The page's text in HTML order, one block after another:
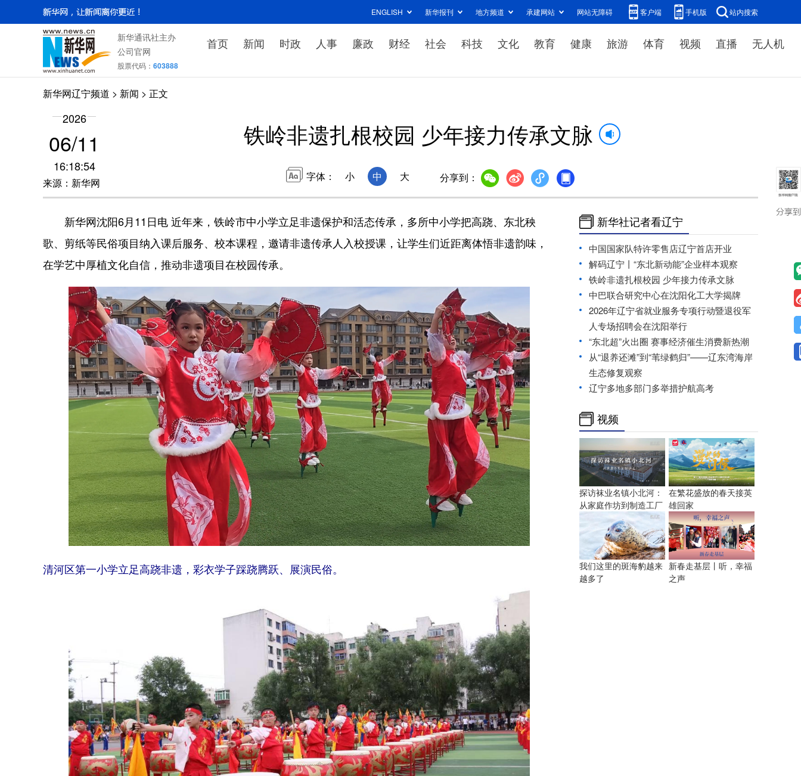
ENGLISH 新华报刊 地方频道 承建网站 网站无障碍 客户端 手机版 站内搜索
新华通讯社主办
公司官网
股票代码： 603888
首页 新闻 时政 人事 廉政 财经 社会 科技 文化 教育 健康 旅游 体育 视频 直播 无人机
新华网辽宁频道 > 新闻 > 正文
2026
06/11
16:18:54
来源：新华网
铁岭非遗扎根校园 少年接力传承文脉
字体： 小 中 大 分享到：
新华网沈阳6月11日电 近年来，铁岭市中小学立足非遗保护和活态传承，多所中小学把高跷、东北秧
歌、剪纸等民俗项目纳入课后服务、校本课程，邀请非遗传承人入校授课，让学生们近距离体悟非遗韵味，
在学艺中厚植文化自信，推动非遗项目在校园传承。
清河区第一小学立足高跷非遗，彩衣学子踩跷腾跃、展演民俗。
新华社记者看辽宁
中国国家队特许零售店辽宁首店开业
解码辽宁丨“东北新动能”企业样本观察
铁岭非遗扎根校园 少年接力传承文脉
中巴联合研究中心在沈阳化工大学揭牌
2026年辽宁省就业服务专项行动暨退役军
人专场招聘会在沈阳举行
“东北超”火出圈 赛事经济催生消费新热潮
从“退养还滩”到“苇绿鹤归”——辽东湾海岸
生态修复观察
辽宁多地多部门多举措护航高考
视频
探访袜业名镇小北河：
从家庭作坊到制造工厂
在繁花盛放的春天接英
雄回家
我们这里的斑海豹越来
越多了
新春走基层丨听，幸福
之声